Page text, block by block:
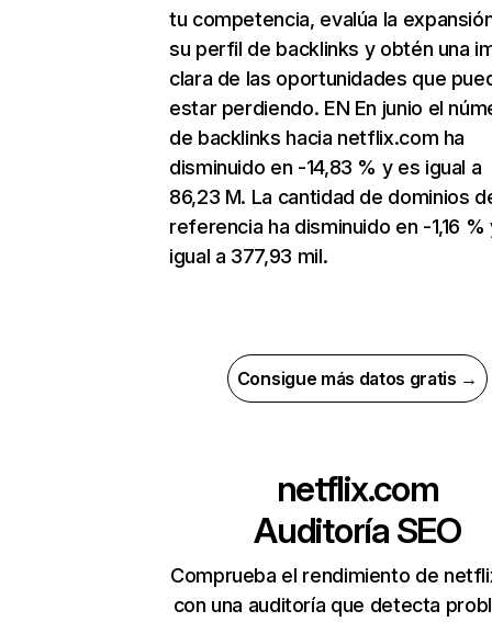
tu competencia, evalúa la
su perfil de backlinks y obtén una
clara de las oportunidades que
estar perdiendo. EN En junio el
de backlinks hacia netflix.com ha
disminuido en -14,83 % y es igual a
86,23 M. La cantidad de dominios
referencia ha disminuido en -1,16 %
igual a 377,93 mil.
Consigue más datos gratis →
netflix.com
Auditoría SEO
Comprueba el rendimiento de
con una auditoría que detecta